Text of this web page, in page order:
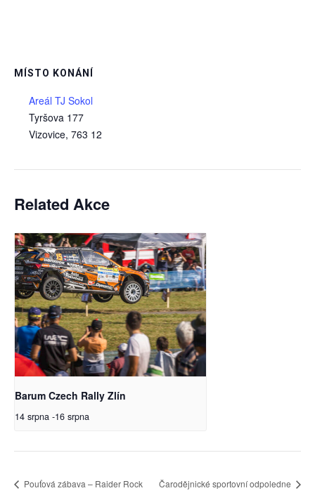
MÍSTO KONÁNÍ
Areál TJ Sokol
Tyršova 177
Vizovice, 763 12
Related Akce
Barum Czech Rally Zlín
14 srpna -16 srpna
Pouťová zábava – Raider Rock Čarodějnické sportovní odpoledne